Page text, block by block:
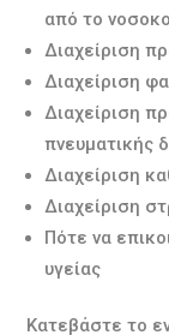
από το
Διαχείριση
Διαχείριση
Διαχείριση
πνευματικής
Διαχείριση
Διαχείριση
Πότε να
υγείας
Κατεβάστε το